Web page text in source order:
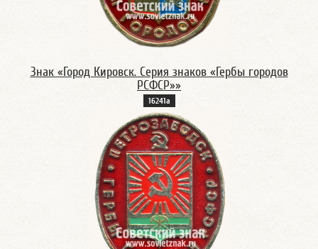
Знак «Город Кировск. Серия знаков «Гербы городов
РСФСР»»
16241а